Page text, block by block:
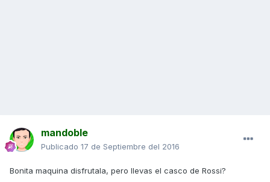
mandoble
Publicado 17 de Septiembre del 2016
Bonita maquina disfrutala, pero llevas el casco de Rossi?